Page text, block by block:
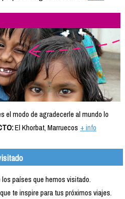
el modo de agradecerle al mundo lo
El Khorbat, Marruecos + info
países que hemos visitado.
te inspire para tus próximos viajes.